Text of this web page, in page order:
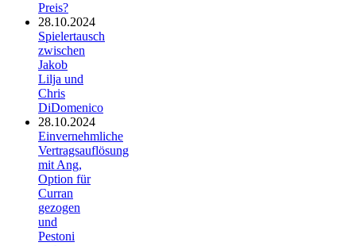
Preis?
28.10.2024
Spielertausch
zwischen
Jakob
Lilja und
Chris
DiDomenico
28.10.2024
Einvernehmliche
Vertragsauflösung
mit Ang,
Option für
Curran
gezogen
und
Pestoni